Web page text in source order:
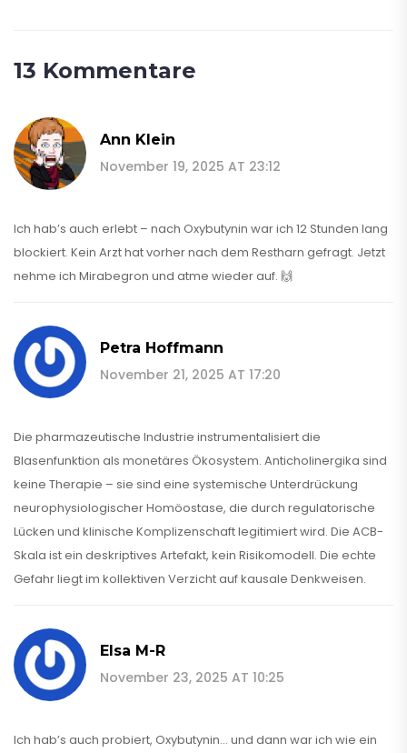
13 Kommentare
Ann Klein
November 19, 2025 AT 23:12
Ich hab’s auch erlebt – nach Oxybutynin war ich 12 Stunden lang
blockiert. Kein Arzt hat vorher nach dem Restharn gefragt. Jetzt
nehme ich Mirabegron und atme wieder auf. 🙌
Petra Hoffmann
November 21, 2025 AT 17:20
Die pharmazeutische Industrie instrumentalisiert die
Blasenfunktion als monetäres Ökosystem. Anticholinergika sind
keine Therapie – sie sind eine systemische Unterdrückung
neurophysiologischer Homöostase, die durch regulatorische
Lücken und klinische Komplizenschaft legitimiert wird. Die ACB-
Skala ist ein deskriptives Artefakt, kein Risikomodell. Die echte
Gefahr liegt im kollektiven Verzicht auf kausale Denkweisen.
Elsa M-R
November 23, 2025 AT 10:25
Ich hab’s auch probiert, Oxybutynin… und dann war ich wie ein